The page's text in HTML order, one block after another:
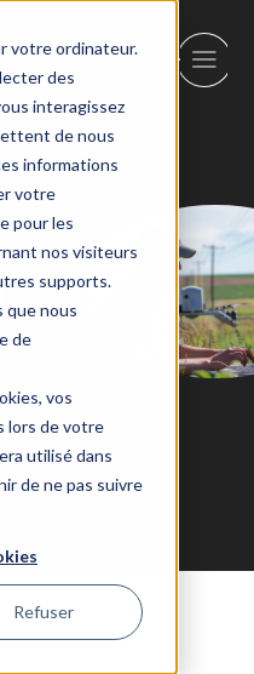
votre ordinateur.
des
interagissez
de nous
informations
votre
pour les
nos visiteurs
supports.
que nous
de
vos
lors de votre
utilisé dans
de ne pas suivre
Refuser